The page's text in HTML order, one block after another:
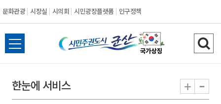
문화관광 시장실 시의회 시민광장플랫폼 인구정책
시
민
전
체
뉴
열
검
색
기
한눈에 서비스 + -